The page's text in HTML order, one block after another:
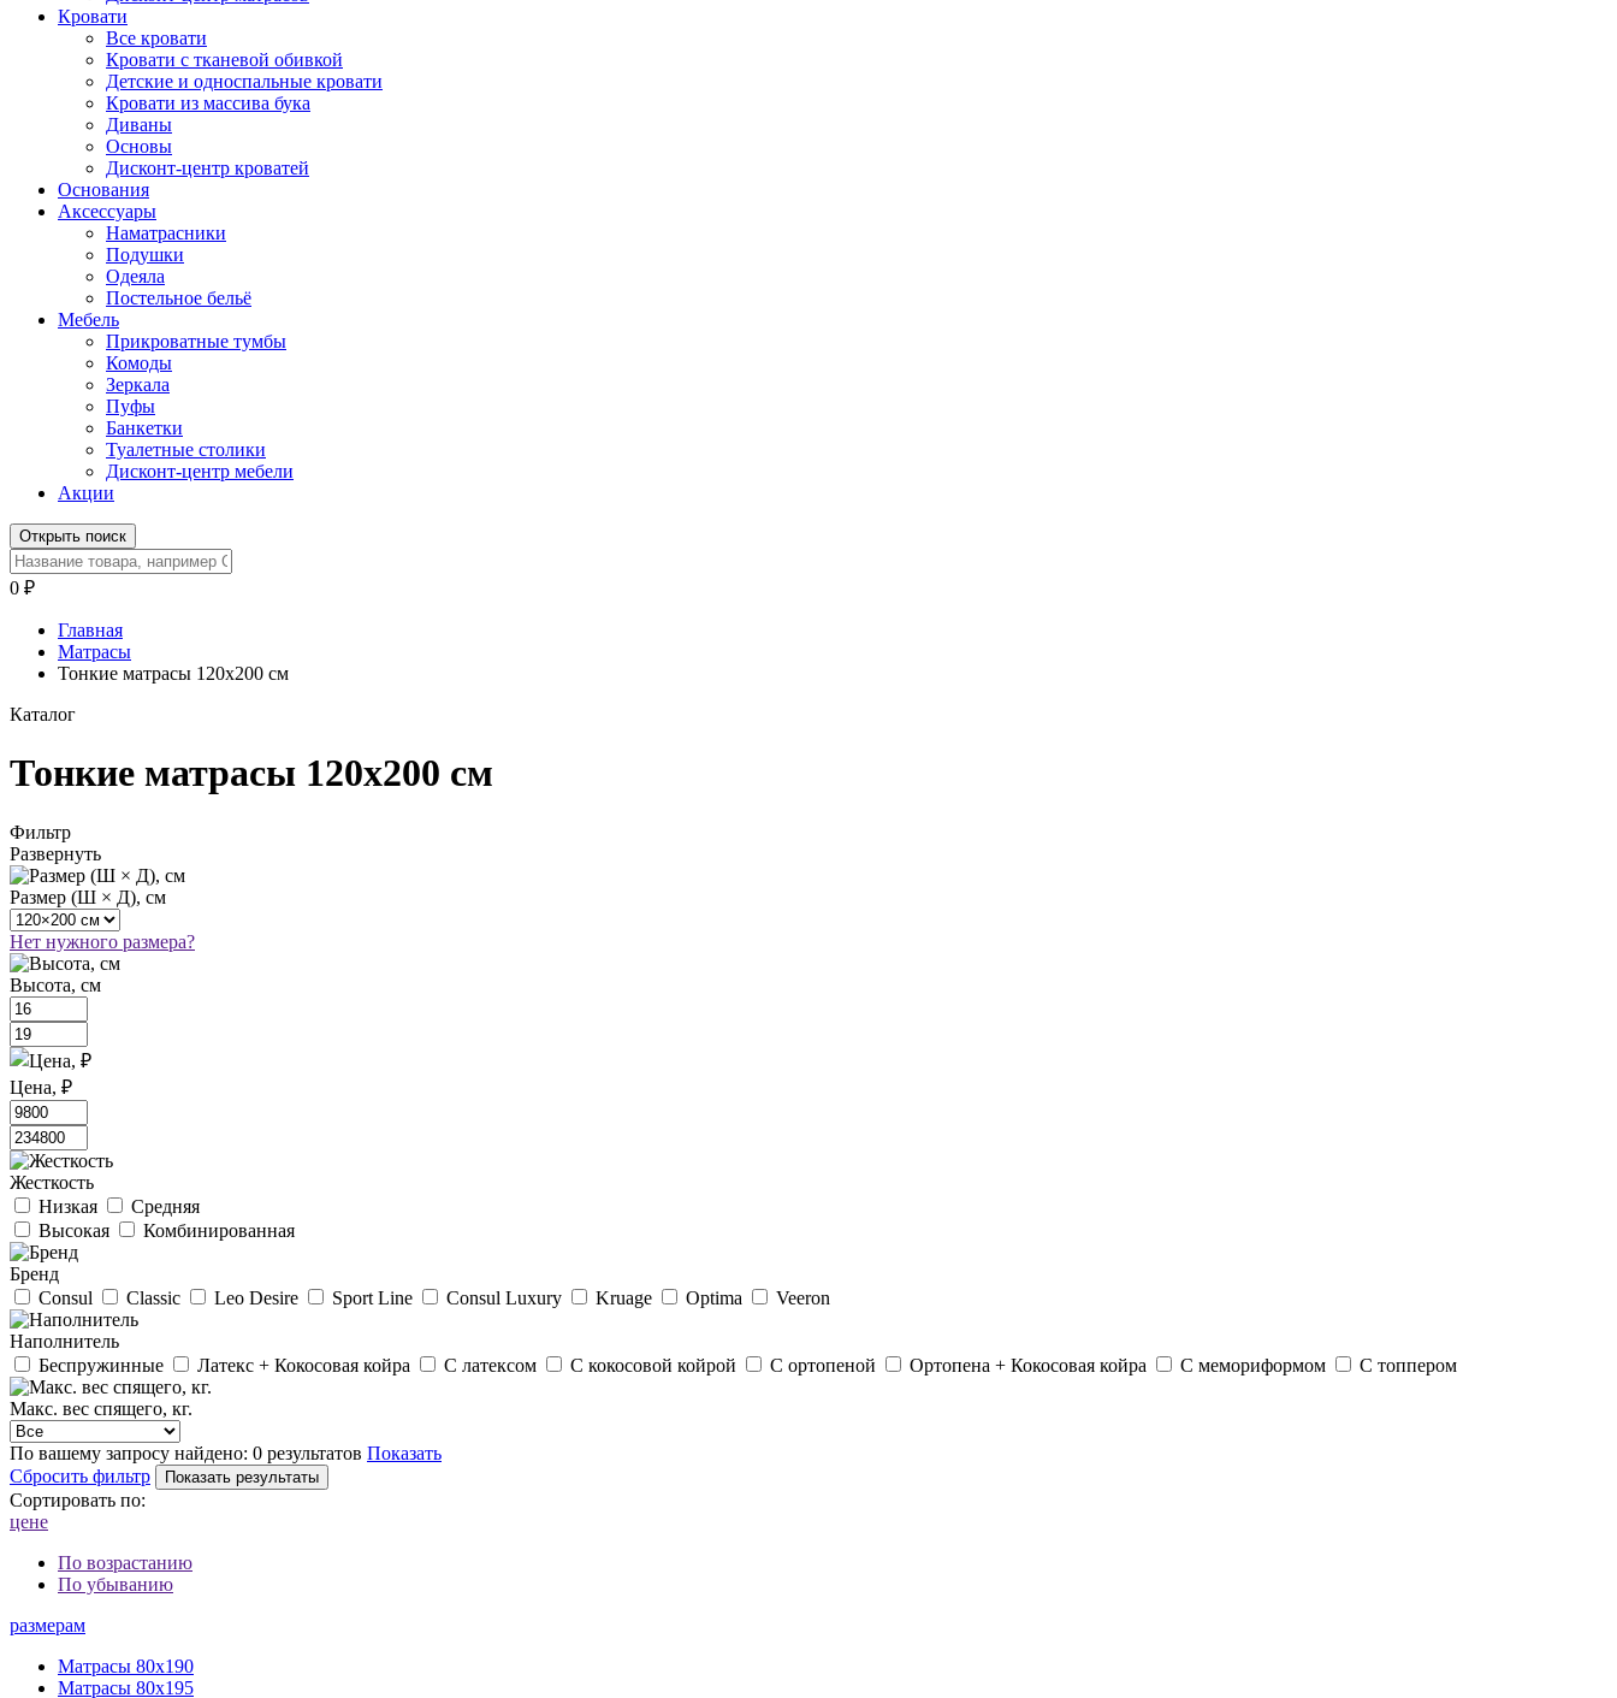
Кровати
Все кровати
Кровати с тканевой обивкой
Детские и односпальные кровати
Кровати из массива бука
Диваны
Основы
Дисконт-центр кроватей
Основания
Аксессуары
Наматрасники
Подушки
Одеяла
Постельное бельё
Мебель
Прикроватные тумбы
Комоды
Зеркала
Пуфы
Банкетки
Туалетные столики
Дисконт-центр мебели
Акции
Открыть поиск
0 ₽
Главная
Матрасы
Тонкие матрасы 120х200 см
Каталог
Тонкие матрасы 120х200 см
Фильтр
Развернуть
Размер (Ш × Д), см
Нет нужного размера?
Высота, см
Цена, ₽
Жесткость
Низкая
Средняя
Высокая
Комбинированная
Бренд
Consul
Classic Leo Desire Sport Line Consul Luxury Kruage Optima Veeron
Наполнитель
Беспружинные
Латекс + Кокосовая койра С латексом С кокосовой койрой С ортопеной Ортопена + Кокосовая койра С мемориформом С топпером
Макс. вес спящего, кг.
По вашему запросу найдено: 0 результатов Показать
Сбросить фильтр
Сортировать по:
цене
По возрастанию
По убыванию
размерам
Матрасы 80х190
Матрасы 80х195